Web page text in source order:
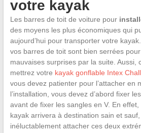
votre kayak
Les barres de toit de voiture pour
des moyens les plus économiques qui
aujourd’hui pour transporter votre
vos barres de toit sont bien serrées
mauvaises surprises par la suite. Aussi,
mettrez votre kayak gonflable Intex
vous devez patienter pour l’attacher en
l’installation, vous devez d’abord fixer
avant de fixer les sangles en V. En
kayak arrivera à destination sain et
inéluctablement attacher ces deux